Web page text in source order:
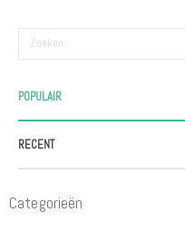
POPULAIR
RECENT
Categorieën